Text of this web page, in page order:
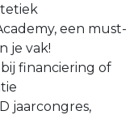
een must-
je vak!
financiering of
jaarcongres,